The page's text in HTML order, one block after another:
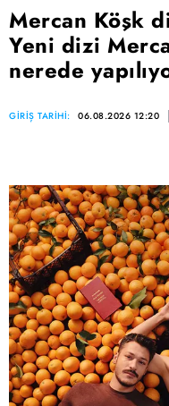
Mercan Köşk
Yeni dizi
nerede
GİRİŞ TARİHİ: 06.08.2026 12:20